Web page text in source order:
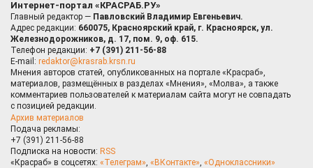
Интернет-портал «КРАСРАБ.РУ»
Главный редактор — Павловский Владимир Евгеньевич.
Адрес редакции: 660075, Красноярский край, г. Красноярск, ул.
Железнодорожников, д. 17, пом. 9, оф. 615.
Телефон редакции: +7 (391) 211-56-88
E-mail: redaktor@krasrab.krsn.ru
Мнения авторов статей, опубликованных на портале «Красраб»,
материалов, размещённых в разделах «Мнения», «Молва», а также
комментариев пользователей к материалам сайта могут не совпадать
с позицией редакции.
Архив материалов
Подача рекламы:
+7 (391) 211-56-88
Подписка на новости: RSS
«Красраб» в соцсетях: «Телеграм» «ВКонтакте» «Одноклассники»